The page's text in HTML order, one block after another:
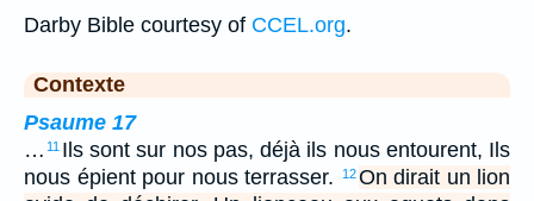
Darby Bible courtesy of CCEL.org.
Contexte
Psaume 17
… 11 Ils sont sur nos pas, déjà ils nous entourent, Ils
nous épient pour nous terrasser.
12 On dirait un lion